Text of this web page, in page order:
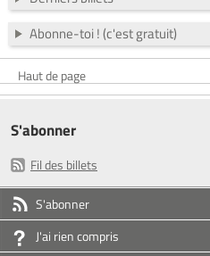
Abonne-toi ! (c'est gratuit)
Haut de page
S'abonner
Fil des billets
S'abonner
J'ai rien compris